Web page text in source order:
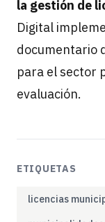
la gestión de
Digital
documentario
para el sector
evaluación.
ETIQUETAS
licencias